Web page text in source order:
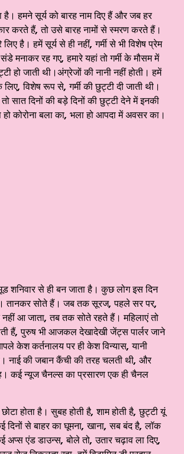
है। हमने सूर्य को बारह नाम दिए हैं और जब हर
करते हैं,तो उसे बारह नामों से स्मरण करते हैं।
है। हमें सूर्य से ही नहीं,गर्मी से भी विशेष प्रेम
मनाकर रह गए,हमारे यहां तो गर्मी के मौसम में
हो जाती थी।अंग्रेजों की नानी नहीं होती। हमें
लिए,विशेष रूप से,गर्मी की छुट्टी दी जाती थी।
सात दिनों की बड़े दिनों की छुट्टी देने में इनकी
कोरोना बला का, भला हो आपदा में अवसर का।
शनिवार से ही बन जाता है। कुछ लोग इस दिन
तानकर सोते हैं। जब तक सूरज,पहले सर पर,
नहीं आ जाता,तब तक सोते रहते हैं। महिलाएं तो
हैं,पुरुष भी आजकल देखादेखी जेंट्स पार्लर जाने
केश कर्तनालय पर ही केश विन्यास,यानी
नाई की जबान कैंची की तरह चलती थी, और
कई न्यूज चैनल्स का प्रसारण एक ही चैनल
होता है। सुबह होती है,शाम होती है,छुट्टी यूं
दिनों से बाहर का घूमना,खाना,सब बंद है,लॉक
अप्स एंड डाउन्स,बोले तो,उतार चढ़ाव ला दिए,